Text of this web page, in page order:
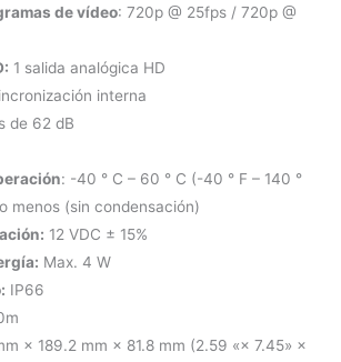
de vídeo: 720p @ 25fps / 720p @
1 salida analógica HD
interna
de 62 dB
: -40 ° C – 60 ° C (-40 ° F – 140 °
menos (sin condensación)
12 VDC ± 15%
Max. 4 W
IP66
× 189.2 mm × 81.8 mm (2.59 «× 7.45» ×